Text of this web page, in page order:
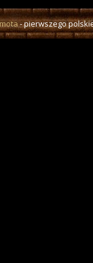
- pierwszego